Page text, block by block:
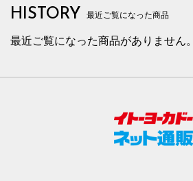
HISTORY 最近ご覧になった商品
最近ご覧になった商品がありません。